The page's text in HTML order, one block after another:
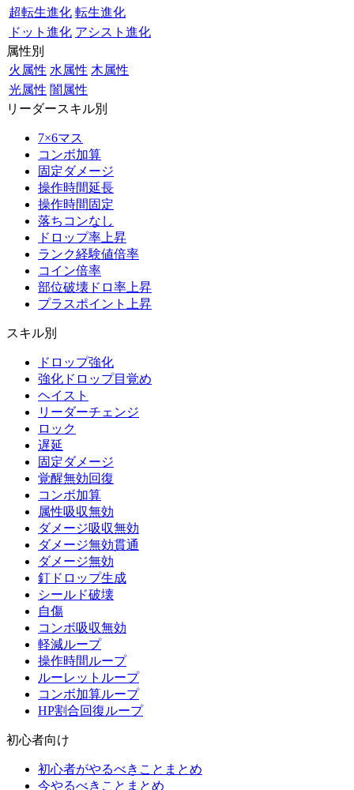
超転生進化 転生進化
ドット進化 アシスト進化
属性別
火属性 水属性 木属性
光属性 闇属性
リーダースキル別
7×6マス
コンボ加算
固定ダメージ
操作時間延長
操作時間固定
落ちコンなし
ドロップ率上昇
ランク経験値倍率
コイン倍率
部位破壊ドロ率上昇
プラスポイント上昇
スキル別
ドロップ強化
強化ドロップ目覚め
ヘイスト
リーダーチェンジ
ロック
遅延
固定ダメージ
覚醒無効回復
コンボ加算
属性吸収無効
ダメージ吸収無効
ダメージ無効貫通
ダメージ無効
釘ドロップ生成
シールド破壊
自傷
コンボ吸収無効
軽減ループ
操作時間ループ
ルーレットループ
コンボ加算ループ
HP割合回復ループ
初心者向け
初心者がやるべきことまとめ
今やるべきことまとめ